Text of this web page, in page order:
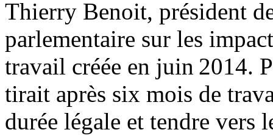
Thierry Benoit, président
parlementaire sur les
travail créée en juin 2014.
tirait après six mois de
durée légale et tendre vers